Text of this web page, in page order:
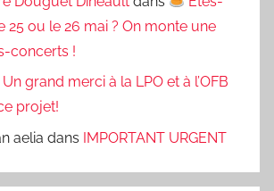
25 ou le 26 mai ? On monte une
concerts !
Un grand merci à la LPO et à l’OFB
projet!
aelia dans IMPORTANT URGENT